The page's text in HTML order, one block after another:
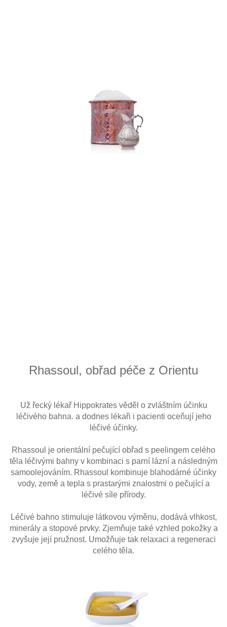
Rhassoul, obřad péče z Orientu
Už řecký lékař Hippokrates věděl o zvláštním účinku
léčivého bahna. a dodnes lékaři i pacienti oceňují jeho
léčivé účinky.
Rhassoul je orientální pečující obřad s peelingem celého
těla léčivými bahny v kombinaci s parní lázní a následným
samoolejováním. Rhassoul kombinuje blahodárné účinky
vody, země a tepla s prastarými znalostmi o pečující a
léčivé síle přírody.
Léčivé bahno stimuluje látkovou výměnu, dodává vlhkost,
minerály a stopové prvky. Zjemňuje také vzhled pokožky a
zvyšuje její pružnost. Umožňuje tak relaxaci a regeneraci
celého těla.